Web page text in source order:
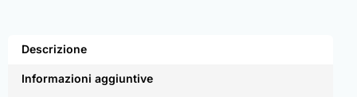
Descrizione
Informazioni aggiuntive